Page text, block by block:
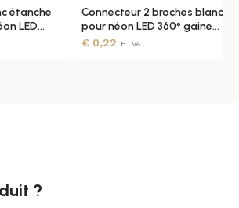
étanche
LED
Connecteur 2 broches blanc
pour néon LED 360° gaine
220V IP65
€ 0,22 HTVA
?​